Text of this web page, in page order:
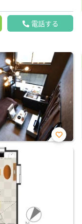
電話する
お気